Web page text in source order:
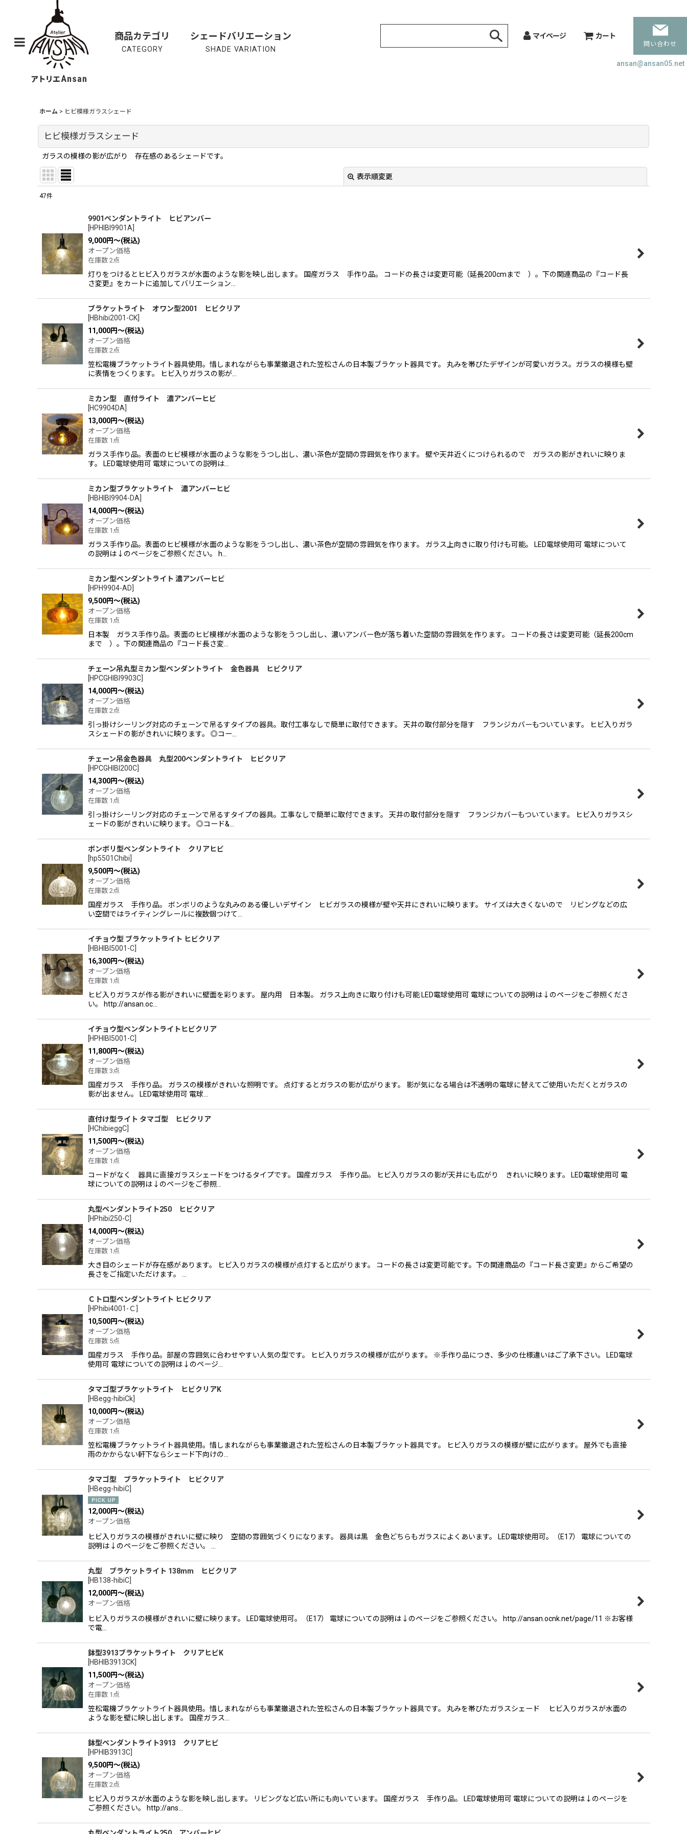
商品カテゴリ
CATEGORY
シェードバリエーション
SHADE VARIATION
マイページ カート
問い合わせ
ansan@ansan05.net
ホーム > ヒビ模様ガラスシェード
ヒビ模様ガラスシェード
ガラスの模様の影が広がり 存在感のあるシェードです。
表示順変更
並び順:
47件
9901ペンダントライト ヒビアンバー
[HPHIBI9901A
9,000円～(税込)
オープン価格
在庫数 2点
灯りをつけるとヒビ入りガラスが水面のような影を映し出します。 国産ガラス 手作り品。 コードの長さは変更可能（延長200cmまで ）。下の関連商品の『コード長
さ変更』をカートに追加してバリエーション…
ブラケットライト オワン型2001 ヒビクリア
[HBhibi2001-CK
11,000円～(税込)
オープン価格
在庫数 2点
笠松電機ブラケットライト器具使用。惜しまれながらも事業撤退された笠松さんの日本製ブラケット器具です。 丸みを帯びたデザインが可愛いガラス。ガラスの模様も壁
に表情をつくります。 ヒビ入りガラスの影が…
ミカン型 直付ライト 濃アンバーヒビ
[HC9904DA
13,000円～(税込)
オープン価格
在庫数 1点
ガラス手作り品。表面のヒビ模様が水面のような影をうつし出し、濃い茶色が空間の雰囲気を作ります。 壁や天井近くにつけられるので ガラスの影がきれいに映りま
す。 LED電球使用可 電球についての説明は…
ミカン型ブラケットライト 濃アンバーヒビ
[HBHIBI9904-DA
14,000円～(税込)
オープン価格
在庫数 1点
ガラス手作り品。表面のヒビ模様が水面のような影をうつし出し、濃い茶色が空間の雰囲気を作ります。 ガラス上向きに取り付けも可能。 LED電球使用可 電球について
の説明は↓のページをご参照ください。 h…
ミカン型ペンダントライト 濃アンバーヒビ
[HPH9904-AD
9,500円～(税込)
オープン価格
在庫数 1点
日本製 ガラス手作り品。表面のヒビ模様が水面のような影をうつし出し、濃いアンバー色が落ち着いた空間の雰囲気を作ります。 コードの長さは変更可能（延長200cm
まで ）。下の関連商品の『コード長さ変…
チェーン吊丸型ミカン型ペンダントライト 金色器具 ヒビクリア
[HPCGHIBI9903C
14,000円～(税込)
オープン価格
在庫数 2点
引っ掛けシーリング対応のチェーンで吊るすタイプの器具。取付工事なしで簡単に取付できます。 天井の取付部分を隠す フランジカバーもついています。 ヒビ入りガラ
スシェードの影がきれいに映ります。 ◎コー…
チェーン吊金色器具 丸型200ペンダントライト ヒビクリア
[HPCGHIBI200C
14,300円～(税込)
オープン価格
在庫数 1点
引っ掛けシーリング対応のチェーンで吊るすタイプの器具。工事なしで簡単に取付できます。 天井の取付部分を隠す フランジカバーもついています。 ヒビ入りガラスシ
ェードの影がきれいに映ります。 ◎コード&…
ボンボリ型ペンダントライト クリアヒビ
[hp5501Chibi
9,500円～(税込)
オープン価格
在庫数 2点
国産ガラス 手作り品。 ボンボリのような丸みのある優しいデザイン ヒビガラスの模様が壁や天井にきれいに映ります。 サイズは大きくないので リビングなどの広
い空間ではライティングレールに複数個つけて…
イチョウ型 ブラケットライト ヒビクリア
[HBHIBI5001-C
16,300円～(税込)
オープン価格
在庫数 1点
ヒビ入りガラスが作る影がきれいに壁面を彩ります。 屋内用 日本製。 ガラス上向きに取り付けも可能 LED電球使用可 電球についての説明は↓のページをご参照くださ
い。 http://ansan.oc…
イチョウ型ペンダントライトヒビクリア
[HPHIBI5001-C
11,800円～(税込)
オープン価格
在庫数 3点
国産ガラス 手作り品。 ガラスの模様がきれいな照明です。 点灯するとガラスの影が広がります。 影が気になる場合は不透明の電球に替えてご使用いただくとガラスの
影が出ません。 LED電球使用可 電球…
直付け型ライト タマゴ型 ヒビクリア
[HChibieggC
11,500円～(税込)
オープン価格
在庫数 1点
コードがなく 器具に直接ガラスシェードをつけるタイプです。 国産ガラス 手作り品。 ヒビ入りガラスの影が天井にも広がり きれいに映ります。 LED電球使用可 電
球についての説明は↓のページをご参照…
丸型ペンダントライト250 ヒビクリア
[HPhibi250-C
14,000円～(税込)
オープン価格
在庫数 1点
大き目のシェードが存在感があります。 ヒビ入りガラスの模様が点灯すると広がります。 コードの長さは変更可能です。下の関連商品の『コード長さ変更』からご希望の
長さをご指定いただけます。 …
Ｃトロ型ペンダントライト ヒビクリア
[HPhibi4001-Ｃ
10,500円～(税込)
オープン価格
在庫数 5点
国産ガラス 手作り品。部屋の雰囲気に合わせやすい人気の型です。 ヒビ入りガラスの模様が広がります。 ※手作り品につき、多少の仕様違いはご了承下さい。 LED電球
使用可 電球についての説明は↓のページ…
タマゴ型ブラケットライト ヒビクリアK
[HBegg-hibiCk
10,000円～(税込)
オープン価格
在庫数 1点
笠松電機ブラケットライト器具使用。惜しまれながらも事業撤退された笠松さんの日本製ブラケット器具です。 ヒビ入りガラスの模様が壁に広がります。 屋外でも直接
雨のかからない軒下ならシェード下向けの…
タマゴ型 ブラケットライト ヒビクリア
[HBegg-hibiC
12,000円～(税込)
オープン価格
ヒビ入りガラスの模様がきれいに壁に映り 空間の雰囲気づくりになります。 器具は黒 金色どちらもガラスによくあいます。 LED電球使用可。（E17） 電球についての
説明は↓のページをご参照ください。 …
丸型 ブラケットライト 138mm ヒビクリア
[HB138-hibiC
12,000円～(税込)
オープン価格
ヒビ入りガラスの模様がきれいに壁に映ります。 LED電球使用可。（E17） 電球についての説明は↓のページをご参照ください。 http://ansan.ocnk.net/page/11 ※お客様
で電…
鉢型3913ブラケットライト クリアヒビK
[HBHIB3913CK
11,500円～(税込)
オープン価格
在庫数 1点
笠松電機ブラケットライト器具使用。惜しまれながらも事業撤退された笠松さんの日本製ブラケット器具です。 丸みを帯びたガラスシェード ヒビ入りガラスが水面の
ような影を壁に映し出します。 国産ガラス…
鉢型ペンダントライト3913 クリアヒビ
[HPHIB3913C
9,500円～(税込)
オープン価格
在庫数 2点
ヒビ入りガラスが水面のような影を映し出します。 リビングなど広い所にも向いています。 国産ガラス 手作り品。 LED電球使用可 電球についての説明は↓のページを
ご参照ください。 http://ans…